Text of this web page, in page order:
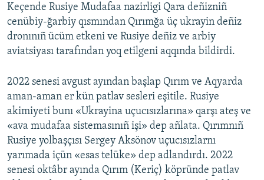
Keçende Rusiye Mudafaa nazirligi Qara deñizniñ
cenübiy-ğarbiy qısmından Qırımğa üç ukrayin deñiz
dronınıñ ücüm etkeni ve Rusiye deñiz ve arbiy
aviatsiyası tarafından yoq etilgeni aqqında bildirdi.
2022 senesi avgust ayından başlap Qırım ve Aqyarda
aman-aman er kün patlav sesleri eşitile. Rusiye
akimiyeti bunı «Ukrayina uçucısızlarına» qarşı ateş ve
«ava mudafaa sistemasınıñ işi» dep añlata. Qırımnıñ
Rusiye yolbaşçısı Sergey Aksönov uçucısızlarnı
yarımada içün «esas telüke» dep adlandırdı. 2022
senesi oktâbr ayında Qırım (Keriç) köpründe patlav